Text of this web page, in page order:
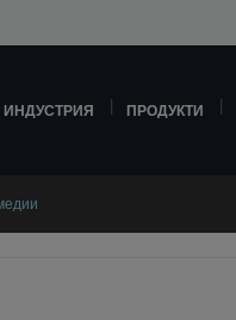
ИНДУСТРИЯ ПРОДУКТИ